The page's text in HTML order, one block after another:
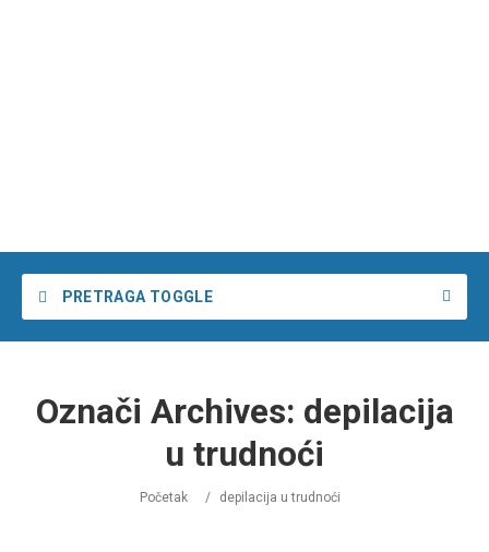
PRETRAGA TOGGLE
Označi Archives: depilacija
u trudnoći
Početak / depilacija u trudnoći